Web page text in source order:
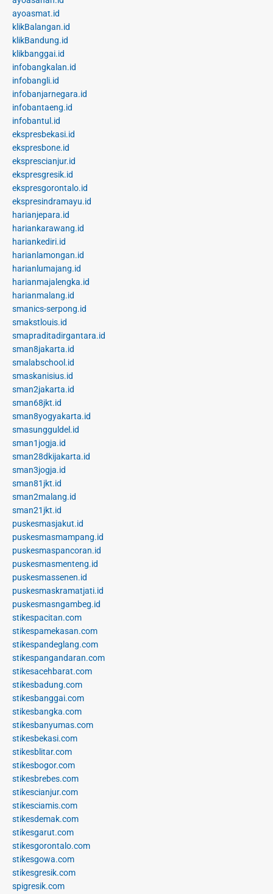
ayoasmat.id
klikBalangan.id
klikBandung.id
klikbanggai.id
infobangkalan.id
infobangli.id
infobanjarnegara.id
infobantaeng.id
infobantul.id
ekspresbekasi.id
ekspresbone.id
eksprescianjur.id
ekspresgresik.id
ekspresgorontalo.id
ekspresindramayu.id
harianjepara.id
hariankarawang.id
hariankediri.id
harianlamongan.id
harianlumajang.id
harianmajalengka.id
harianmalang.id
smanics-serpong.id
smakstlouis.id
smapraditadirgantara.id
sman8jakarta.id
smalabschool.id
smaskanisius.id
sman2jakarta.id
sman68jkt.id
sman8yogyakarta.id
smasungguldel.id
sman1jogja.id
sman28dkijakarta.id
sman3jogja.id
sman81jkt.id
sman2malang.id
sman21jkt.id
puskesmasjakut.id
puskesmasmampang.id
puskesmaspancoran.id
puskesmasmenteng.id
puskesmassenen.id
puskesmaskramatjati.id
puskesmasngambeg.id
stikespacitan.com
stikespamekasan.com
stikespandeglang.com
stikespangandaran.com
stikesacehbarat.com
stikesbadung.com
stikesbanggai.com
stikesbangka.com
stikesbanyumas.com
stikesbekasi.com
stikesblitar.com
stikesbogor.com
stikesbrebes.com
stikescianjur.com
stikesciamis.com
stikesdemak.com
stikesgarut.com
stikesgorontalo.com
stikesgowa.com
stikesgresik.com
spigresik.com